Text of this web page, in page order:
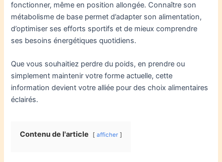
fonctionner, même en position allongée. Connaître son
métabolisme de base permet d’adapter son alimentation,
d’optimiser ses efforts sportifs et de mieux comprendre
ses besoins énergétiques quotidiens.
Que vous souhaitiez perdre du poids, en prendre ou
simplement maintenir votre forme actuelle, cette
information devient votre alliée pour des choix alimentaires
éclairés.
Contenu de l'article afficher